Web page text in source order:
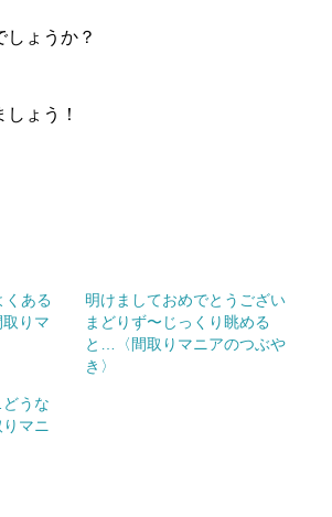
しょうか？
ょう！
くある
りマ
明けましておめでとうござい
まどりず〜じっくり眺める
と…〈間取りマニアのつぶや
き〉
うな
マニ